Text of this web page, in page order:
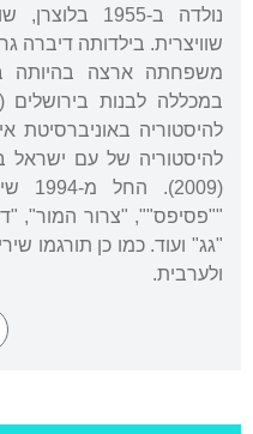
נולדה ב-1955
שוויצרית. בילדותה דיברה
משפחתה ארצה בהיותה
להיסטוריה של עם ישראל
"גג" ועוד. כמו כן תורגמו
ולערבית.